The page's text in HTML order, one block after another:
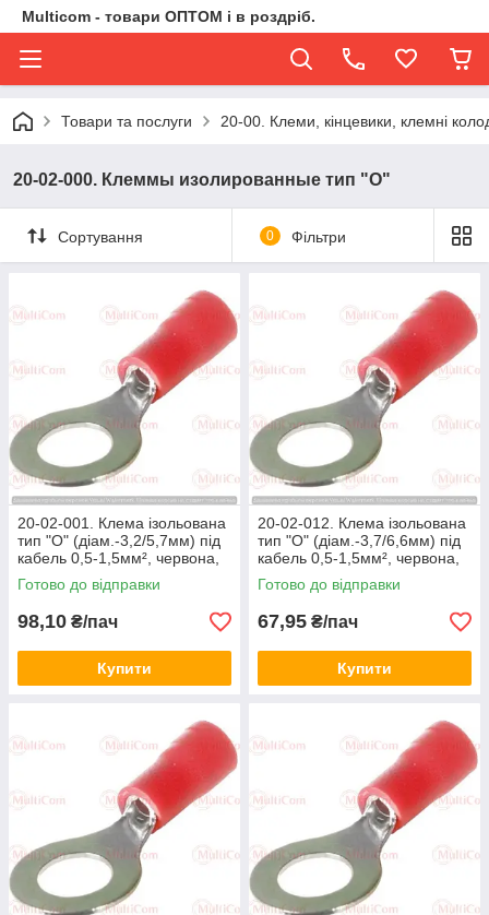
Multicom - товари ОПТОМ і в роздріб.
Товари та послуги 20-00. Клеми, кінцевики, клемні
20-02-000. Клеммы изолированные тип "О"
Сортування 0 Фільтри
20-02-001. Клема ізольована
тип "О" (діам.-3,2/5,7мм) під
кабель 0,5-1,5мм², червона,
100 шт/пачка
Готово до відправки
98,10 ₴/пач
Купити
20-02-012. Клема ізольована
тип "О" (діам.-3,7/6,6мм) під
кабель 0,5-1,5мм², червона,
100 шт/пачка
Готово до відправки
67,95 ₴/пач
Купити